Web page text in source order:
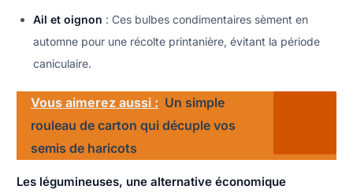
Ail et oignon : Ces bulbes condimentaires sèment en
automne pour une récolte printanière, évitant la période
caniculaire.
Vous aimerez aussi : Un simple
rouleau de carton qui décuple vos
semis de haricots
Les légumineuses, une alternative économique